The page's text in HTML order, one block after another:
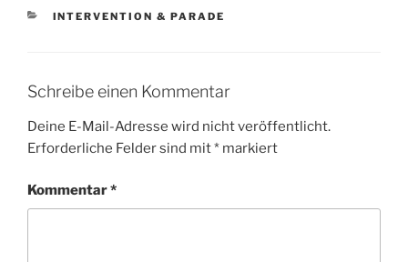
KATEGORIEN
INTERVENTION & PARADE
Schreibe einen Kommentar
Deine E-Mail-Adresse wird nicht veröffentlicht.
Erforderliche Felder sind mit* markiert
Kommentar*